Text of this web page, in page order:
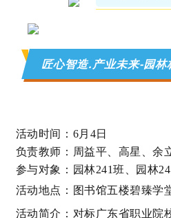
匠心智造.产业未来-园
活动时间：6月4日
负责教师：周益平 、高星
、余
参与对象：园林241班、园林
活动地点：图书馆五楼碧臻学
活动简介：对标广东省职业院